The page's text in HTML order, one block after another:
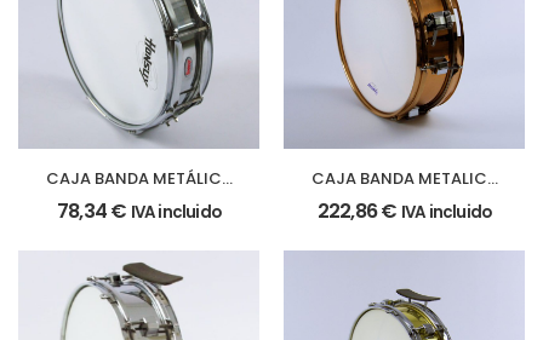
CAJA BANDA METÁLICA
33x8cm.
78,34€ IVA incluido
CAJA BANDA METALICA
35,5 Ø x 10 cm. (14″ Ø x
4″) casco cobreado
222,86€ IVA incluido